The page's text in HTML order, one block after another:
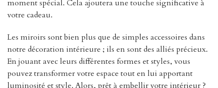
moment spécial. Cela ajoutera une touche significative à
votre cadeau.
Les miroirs sont bien plus que de simples accessoires dans
notre décoration intérieure ; ils en sont des alliés précieux.
En jouant avec leurs différentes formes et styles, vous
pouvez transformer votre espace tout en lui apportant
luminosité et style. Alors, prêt à embellir votre intérieur ?